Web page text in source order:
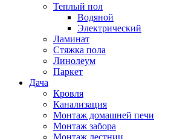
Теплый пол
Водяной
Электрический
Ламинат
Стяжка пола
Линолеум
Паркет
Дача
Кровля
Канализация
Монтаж домашней печи
Монтаж забора
Монтаж лестниц